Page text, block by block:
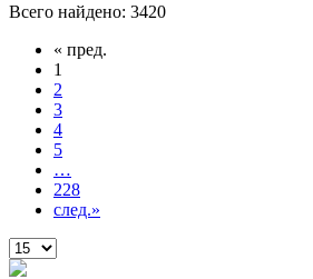
Всего найдено: 3420
« пред.
1
2
3
4
5
…
228
след.»